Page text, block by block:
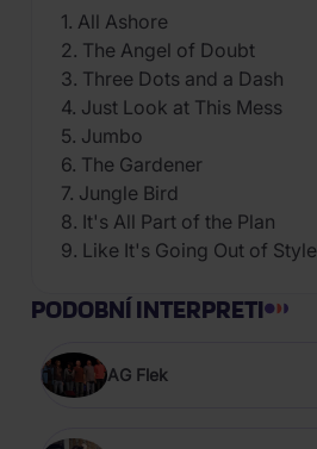
1. All Ashore
2. The Angel of Doubt
3. Three Dots and a Dash
4. Just Look at This Mess
5. Jumbo
6. The Gardener
7. Jungle Bird
8. It's All Part of the Plan
9. Like It's Going Out of Style
PODOBNÍ INTERPRETI
AG Flek